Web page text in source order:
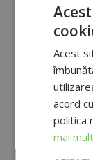
Acest
acord
politica
mai